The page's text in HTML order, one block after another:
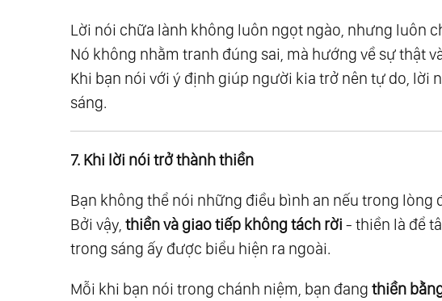
94.Chứng Ngộ 05: Buông - Bước Ngoặt Của Hành
95.Chứng Ngộ 06: Tự Do - Trạng Thái Tự Nhiên Của
96.Phần Viii - Giác Ngộ
97.
98.Tầng 1: Nhìn Lại Chính Mình
99.Suy Ngẫm 01: Tượng Đài Của Cái Tôi
101.Suy Ngẫm 03: Sức Mạnh Của Sự Thật
102.Suy Ngẫm 04: Về Thiện Và Ác - Ánh Sáng Của
103.Suy Ngẫm 05: Nghịch Cảnh Và Giải Thoát
104. Suy Ngẫm 06: Khi Mất Rồi Mới Thấy Biết Ơn
Lời nói chữa lành không luôn ngọt ngào, nhưng luôn
Nó không nhằm tranh đúng sai, mà hướng về sự thật
Khi bạn nói với ý định giúp người kia trở nên tự do, lời
sáng.
7. Khi lời nói trở thành thiền
Bạn không thể nói những điều bình an nếu trong lòng
Bởi vậy, thiền và giao tiếp không tách rời - thiền là để
trong sáng ấy được biểu hiện ra ngoài.
Mỗi khi bạn nói trong chánh niệm, bạn đang thiền